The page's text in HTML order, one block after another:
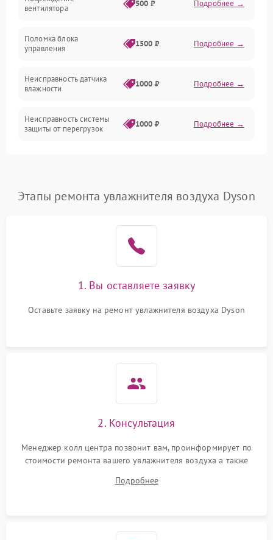
Датчики
вентилятора
500 ₽ Подробнее →
Поломка блока
управления
1500 ₽ Подробнее →
Неисправность датчика
влажности
1000 ₽ Подробнее →
Неисправность системы
защиты от перегрузок
1000 ₽ Подробнее →
1000 ₽
Повреждение системы
перенапряжения
1000 ₽
1300 ₽
Этапы ремонта увлажнителя воздуха Dyson
1. Вы оставляете заявку
Оставьте заявку на ремонт увлажнителя воздуха Dyson
2. Консультация
Менеджер колл центра позвонит вам, проинформирует по
стоимости ремонта вашего увлажнителя воздуха а также
Подробнее